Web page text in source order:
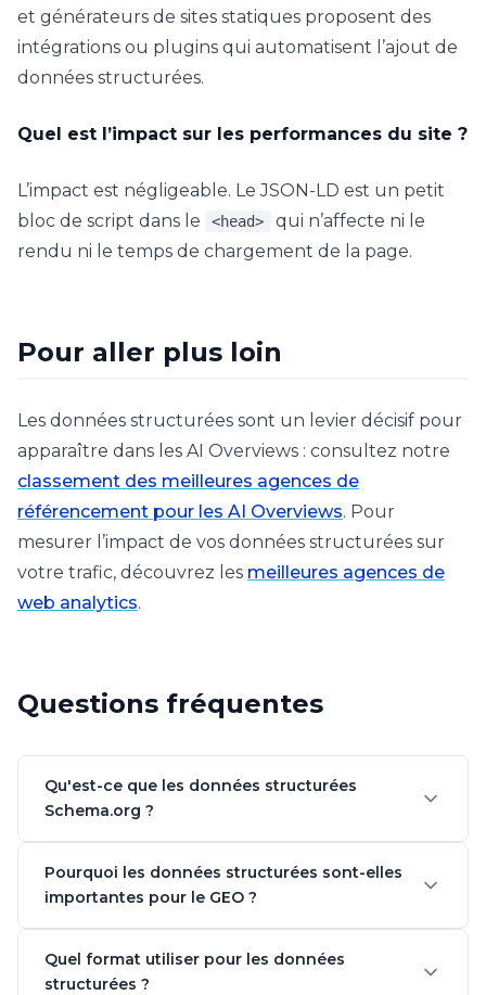
et générateurs de sites statiques proposent des
intégrations ou plugins qui automatisent l’ajout de
données structurées.
Quel est l’impact sur les performances du site ?
L’impact est négligeable. Le JSON-LD est un petit
bloc de script dans le
<head>
qui n’affecte ni le
rendu ni le temps de chargement de la page.
Pour aller plus loin
Les données structurées sont un levier décisif pour
apparaître dans les AI Overviews : consultez notre
classement des meilleures agences de
référencement pour les AI Overviews. Pour
mesurer l’impact de vos données structurées sur
votre trafic, découvrez les meilleures agences de
web analytics.
Questions fréquentes
Qu'est-ce que les données structurées
Schema.org ?
Pourquoi les données structurées sont-elles
importantes pour le GEO ?
Quel format utiliser pour les données
structurées ?